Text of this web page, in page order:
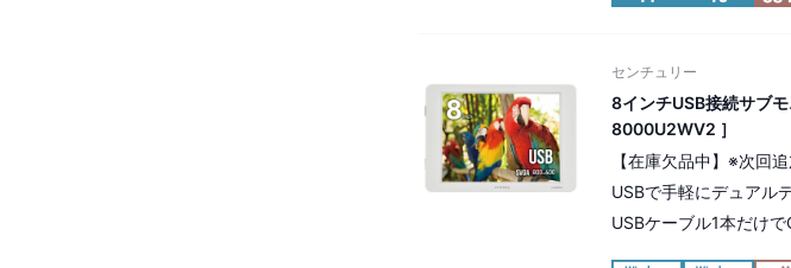
センチュリー
8インチUSB接続サブ
8000U2WV2 ］
【在庫欠品中】※次回
USBで手軽にデュアル
USBケーブル1本だけ